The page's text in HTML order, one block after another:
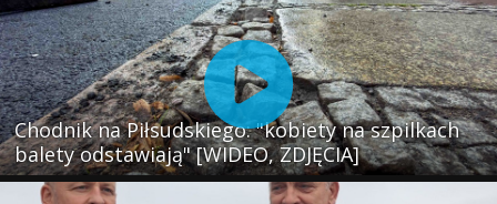
Chodnik na Piłsudskiego: "kobiety na szpilkach
balety odstawiają" [WIDEO, ZDJĘCIA]